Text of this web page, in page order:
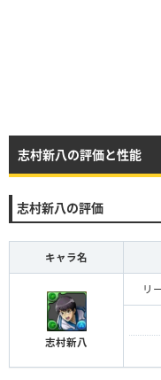
志村新八の評価と性能
志村新八の評価
キャラ名
志村新八
リ